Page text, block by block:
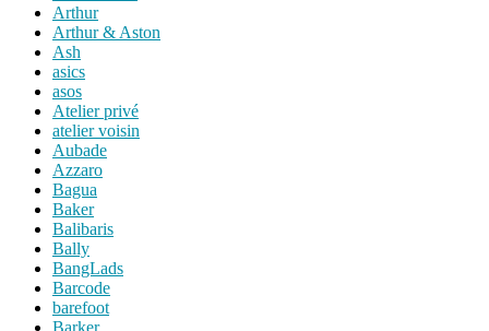
Arthur
Arthur & Aston
Ash
asics
asos
Atelier privé
atelier voisin
Aubade
Azzaro
Bagua
Baker
Balibaris
Bally
BangLads
Barcode
barefoot
Barker